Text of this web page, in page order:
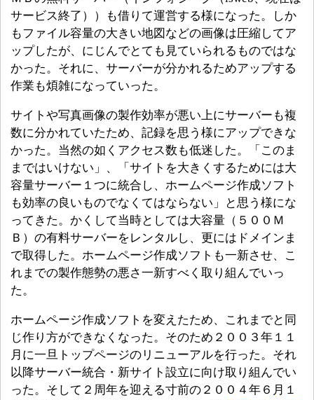
サービス終了））も借りて運営する様になった。しか
もファイル容量の大きい地図などの画像は圧縮してア
ップしたが、にじんでとても見ていられるものではな
かった。それに、サーバーが分かれるためアップする
作業も煩雑になっていった。
サイトや写真画像の製作効率が悪い上にサーバーも複
数に分かれていたため、記録を思う様にアップできな
かった。当然の如くアクセス数も低迷した。「このま
まではいけない」、「サイトを大きくするためには大
容量サーバー１つに統合し、ホームページ作成ソフト
も効率の良いものでなくてはならない」と思う様にな
ってきた。かくして当時としては大容量（５００Ｍ
Ｂ）の有料サーバーをレンタルし、更にはドメインま
で取得した。ホームページ作成ソフトも一新させ、こ
れまでの製作態勢の悪さ一新すべく取り組んでいっ
た。
ホームページ作成ソフトを変えたため、これまでと同
じ作り方ができなくなった。そのため２００３年１１
月に一旦トップページのリニューアルを行った。それ
以降サーバー統合・新サイト設立に向け取り組んでい
った。そして２周年を迎える寸前の２００４年６月１